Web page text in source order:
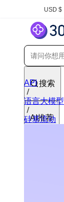
USD $
搜索
AI推荐
API
语言大模型
硅基流动